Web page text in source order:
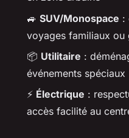
🚙 SUV/Monospace :
voyages familiaux ou
📦 Utilitaire :
événements spéciaux
⚡ Électrique :
accès facilité au